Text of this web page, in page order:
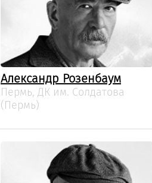
Александр Розенбаум
Пермь, ДК им. Солдатова
(Пермь)